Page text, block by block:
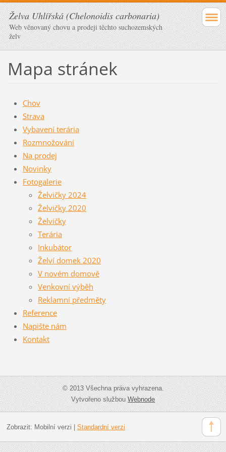
Želva Uhlířská (Chelonoidis carbonaria)
Web věnovaný chovu a prodeji těchto suchozemských
želv
Mapa stránek
Chov
Strava
Vybavení terária
Rozmnožování
Na prodej
Novinky
Fotogalerie
Želvičky 2024
Želvičky 2020
Želvičky
Terária
Inkubátor
Želví domek 2020
V novém domově
Venkovní výběh
Reklamní předměty
Reference
Napište nám
Kontakt
© 2013 Všechna práva vyhrazena.
Vytvořeno službouWebnode
Zobrazit: Mobilní verzi Standardní verzi